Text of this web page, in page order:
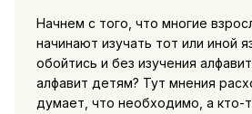
Начнем с того, что многие
начинают изучать тот или иной
обойтись и без изучения
алфавит детям? Тут мнения
думает, что необходимо, а кто-